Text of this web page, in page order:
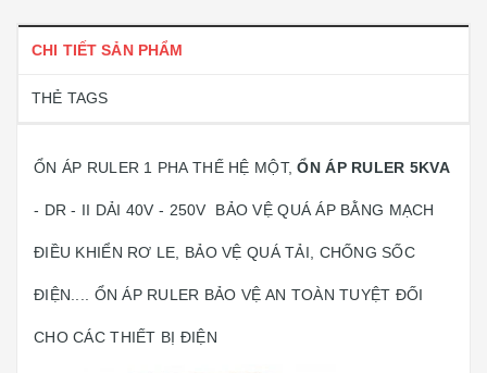
CHI TIẾT SẢN PHẨM
THẺ TAGS
ỔN ÁP RULER 1 PHA THẾ HỆ MỘT,ỔN ÁP RULER 5KVA
- DR - II DẢI 40V - 250V BẢO VỆ QUÁ ÁP BẰNG MẠCH
ĐIỀU KHIỂN RƠ LE, BẢO VỆ QUÁ TẢI, CHỐNG SỐC
ĐIỆN.... ỔN ÁP RULER BẢO VỆ AN TOÀN TUYỆT ĐỐI
CHO CÁC THIẾT BỊ ĐIỆN